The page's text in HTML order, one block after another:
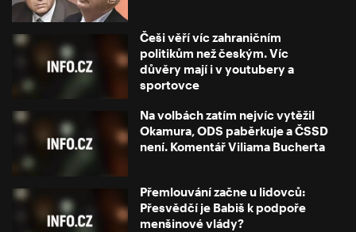
Češi věří víc zahraničním
politikům než českým. Víc
důvěry mají i v youtubery a
sportovce
Na volbách zatím nejvíc vytěžil
Okamura, ODS paběrkuje a ČSSD
není. Komentář Viliama Bucherta
Přemlouvání začne u lidovců:
Přesvědčí je Babiš k podpoře
menšinové vlády?